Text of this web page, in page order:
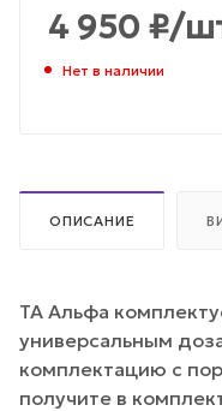
4 950 ₽/
Нет в наличии
ОПИСАНИЕ
ТА Альфа
универсальным
комплектацию с
получите в